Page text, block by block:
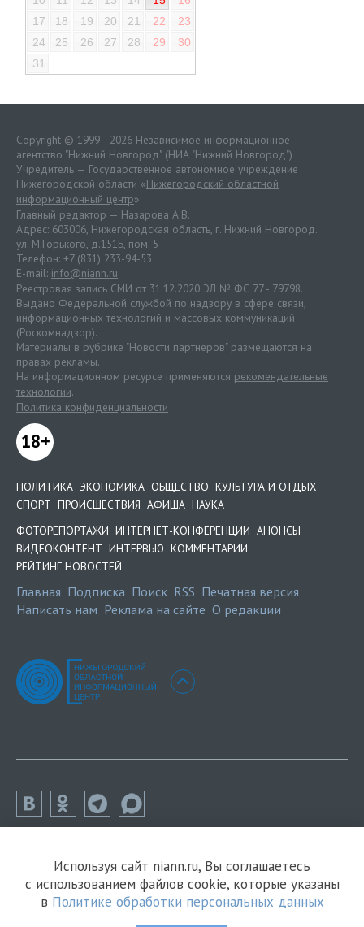
17
18 19 20 21 22
23
24
25 26 27 28 29
30
31
Copyright © 1999—2026 Независимое информационное
агентство "Нижний Новгород" (НИА "Нижний Новгород")
Учредитель — Государственное автономное учреждение
Нижегородской области «Нижегородский областной
информационный центр»
Главный редактор — Назарова А.В.
Адрес: 603006, Нижегородская область, г. Нижний Новгород.
ул. М.Горького, д.151Б, пом. 5
Телефон: +7 (831) 233-94-53
E-mail: info@niann.ru
Реестровая запись СМИ от 31.12.2020 ЭЛ № ФС 77 - 79798.
Выдано Федеральной службой по надзору в сфере связи,
информационных технологий и массовых коммуникаций
(Роскомнадзор).
Материалы в рубрике "Новости партнеров" размещаются на
правах рекламы.
На информационном ресурсе применяются рекомендательные
технологии.
Политика конфиденциальности
18+
ПОЛИТИКА ЭКОНОМИКА ОБЩЕСТВО КУЛЬТУРА И ОТДЫХ
СПОРТ ПРОИСШЕСТВИЯ АФИША НАУКА
ФОТОРЕПОРТАЖИ ИНТЕРНЕТ-КОНФЕРЕНЦИИ АНОНСЫ
ВИДЕОКОНТЕНТ ИНТЕРВЬЮ КОММЕНТАРИИ
РЕЙТИНГ НОВОСТЕЙ
Главная Подписка Поиск RSS Печатная версия
Написать нам Реклама на сайте О редакции
Используя сайт niann.ru, Вы соглашаетесь
с использованием файлов cookie, которые указаны
в Политике обработки персональных данных